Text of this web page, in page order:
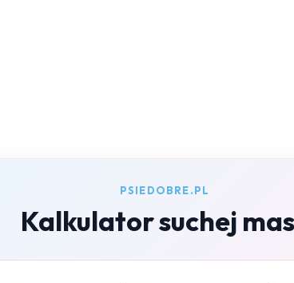
PSIEDOBRE.PL
Kalkulator suchej